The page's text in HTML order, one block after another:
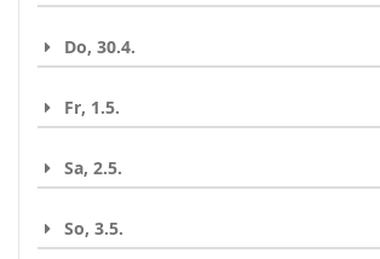
Do, 30.4.
Fr, 1.5.
Sa, 2.5.
So, 3.5.